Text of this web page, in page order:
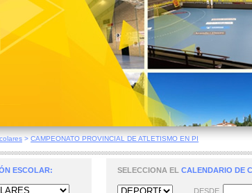
> CAMPEONATO PROVINCIAL DE ATLETISMO EN PI
ESCOLAR: SELECCIONA EL CALENDARIO DE
DESDE